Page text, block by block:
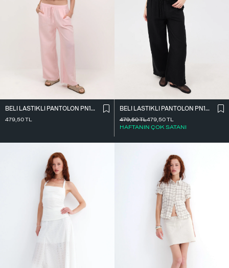
BELI LASTIKLI PANTOLON PN13473-J8
479,50TL
BELI LASTIKLI PANTOLON PN13473-J8
479,50TL
HAFTANIN ÇOK SATANI
479,50TL